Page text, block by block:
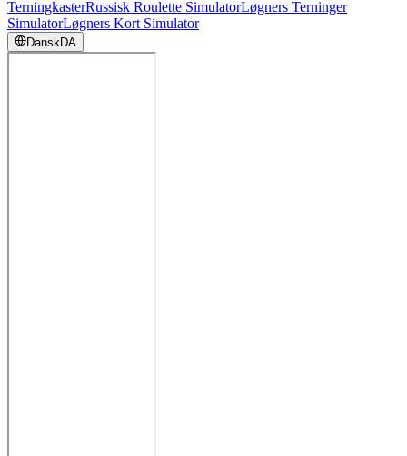
TerningkasterRussisk Roulette SimulatorLøgners Terninger
SimulatorLøgners Kort Simulator
DanskDA